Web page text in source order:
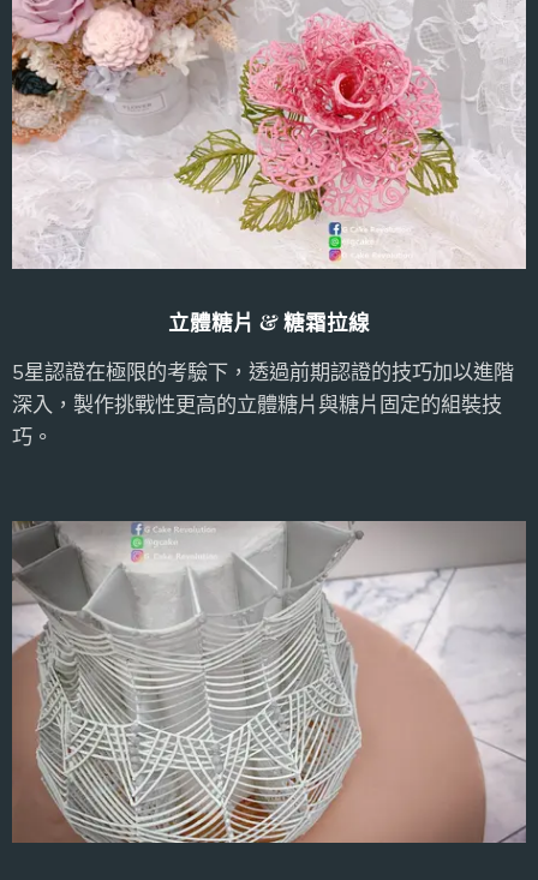
立體糖片 & 糖霜拉線
5星認證在極限的考驗下，透過前期認證的技巧加以進階
深入，製作挑戰性更高的立體糖片與糖片固定的組裝技
巧。